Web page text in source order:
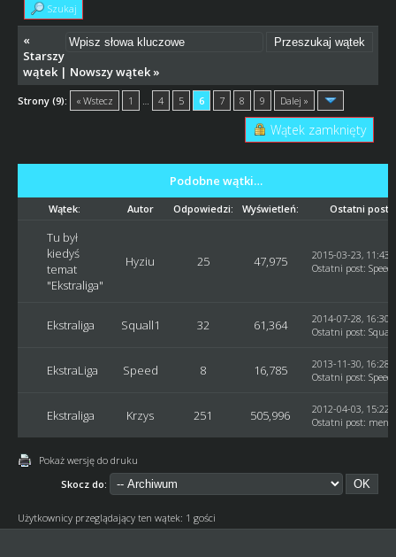
Szukaj
«
Starszy
wątek| Nowszy wątek»
Strony (9): « Wstecz 1 4 5 6 7 8 9 Dalej »
Wątek zamknięty
Podobne wątki…
Wątek: Autor Odpowiedzi: Wyświetleń: Ostatni post
Tu był
kiedyś
temat
"Ekstraliga"
Hyziu 25 47,975
2015-03-23,
Ostatni post: Speed
Ekstraliga Squall1 32 61,364
2014-07-28,
Ostatni post:
EkstraLiga Speed 8 16,785
2013-11-30,
Ostatni post: Speed
Ekstraliga Krzys 251 505,996
2012-04-03,
Ostatni post:
Pokaż wersję do druku
Skocz do:
Użytkownicy przeglądający ten wątek: 1 gości